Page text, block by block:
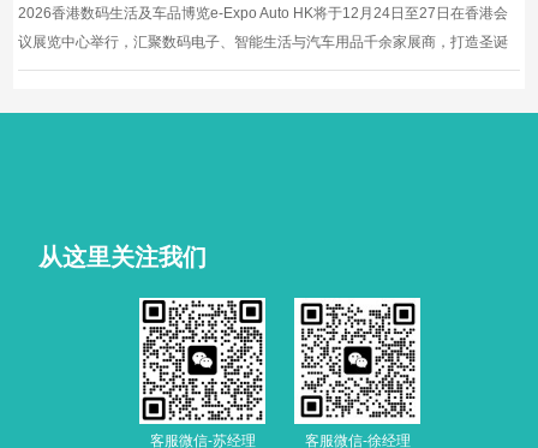
2026香港数码生活及车品博览e-Expo Auto HK将于12月24日至27日在香港会
议展览中心举行，汇聚数码电子、智能生活与汽车用品千余家展商，打造圣诞
黄金档科技车品一站式采购盛会，欢迎观众与买家到场体验交流，共赴年度科
从这里关注我们
客服微信-苏经理 客服微信-徐经理